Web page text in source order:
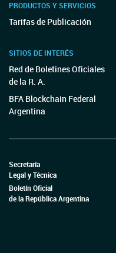
PRODUCTOS Y SERVICIOS
Tarifas de Publicación
SITIOS DE INTERÉS
Red de Boletines Oficiales
de la R. A.
BFA Blockchain Federal
Argentina
Secretaría
Legal y Técnica
Boletín Oficial
de la República Argentina